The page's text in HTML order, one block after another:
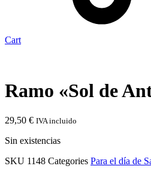
Cart
Ramo «Sol de
29,50 € IVA incluido
Sin existencias
SKU 1148 Categories Para el día de